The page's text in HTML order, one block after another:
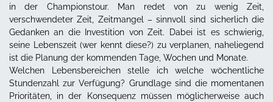
in der Championstour. Man redet von zu wenig Zeit,
verschwendeter Zeit, Zeitmangel – sinnvoll sind sicherlich die
Gedanken an die Investition von Zeit. Dabei ist es schwierig,
seine Lebenszeit (wer kennt diese?) zu verplanen, naheliegend
ist die Planung der kommenden Tage, Wochen und Monate.
Welchen Lebensbereichen stelle ich welche wöchentliche
Stundenzahl zur Verfügung? Grundlage sind die momentanen
Prioritäten, in der Konsequenz müssen möglicherweise auch